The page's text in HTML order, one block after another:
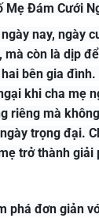
Mẹ Đám Cưới
nay, ngày
mà còn là dịp
bên gia
khi cha mẹ
riêng mà
trọng đại.
trở thành
phá đơn giản